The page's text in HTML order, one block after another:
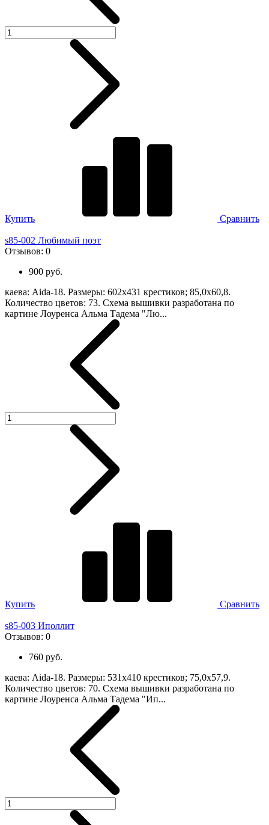
Купить Сравнить
s85-002 Любимый поэт
Отзывов: 0
900 руб.
каева: Aida-18. Размеры: 602х431 крестиков; 85,0х60,8.
Количество цветов: 73. Схема вышивки разработана по
картине Лоуренса Альма Тадема "Лю...
Купить Сравнить
s85-003 Иполлит
Отзывов: 0
760 руб.
каева: Aida-18. Размеры: 531х410 крестиков; 75,0х57,9.
Количество цветов: 70. Схема вышивки разработана по
картине Лоуренса Альма Тадема "Ип...